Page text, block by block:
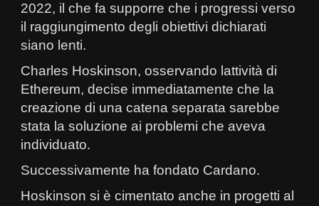
2022, il che fa supporre che i progressi verso
il raggiungimento degli obiettivi dichiarati
siano lenti.
Charles Hoskinson, osservando lattività di
Ethereum, decise immediatamente che la
creazione di una catena separata sarebbe
stata la soluzione ai problemi che aveva
individuato.
Successivamente ha fondato Cardano.
Hoskinson si è cimentato anche in progetti al